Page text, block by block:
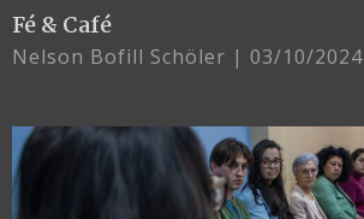
Fé & Café
Nelson Bofill Schöler 03/10/2024